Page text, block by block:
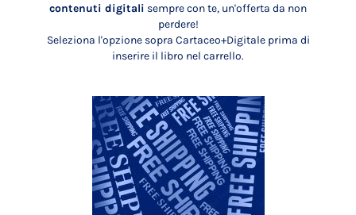
contenuti digitali sempre con te, un'offerta da non
perdere!
Seleziona l'opzione sopra Cartaceo+Digitale prima di
inserire il libro nel carrello.